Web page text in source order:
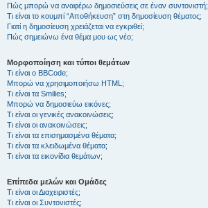
Πώς μπορώ να αναφέρω δημοσιεύσεις σε έναν συντονιστή;
Τι είναι το κουμπί “Αποθήκευση” στη δημοσίευση θέματος;
Γιατί η δημοσίευση χρειάζεται να εγκριθεί;
Πώς σημειώνω ένα θέμα μου ως νέο;
Μορφοποίηση και τύποι θεμάτων
Τι είναι ο BBCode;
Μπορώ να χρησιμοποιήσω HTML;
Τι είναι τα Smilies;
Μπορώ να δημοσιεύω εικόνες;
Τι είναι οι γενικές ανακοινώσεις;
Τι είναι οι ανακοινώσεις;
Τι είναι τα επισημασμένα θέματα;
Τι είναι τα κλειδωμένα θέματα;
Τι είναι τα εικονίδια θεμάτων;
Επίπεδα μελών και Ομάδες
Τι είναι οι Διαχειριστές;
Τι είναι οι Συντονιστές;